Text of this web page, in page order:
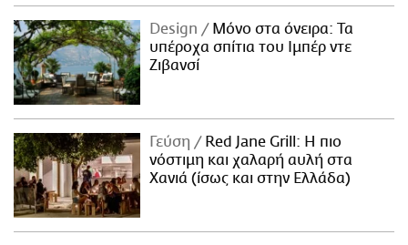
Design
Μόνο στα όνειρα: Τα
υπέροχα σπίτια του Ιμπέρ ντε
Ζιβανσί
Γεύση
Red Jane Grill: Η πιο
νόστιμη και χαλαρή αυλή στα
Χανιά (ίσως και στην Ελλάδα)